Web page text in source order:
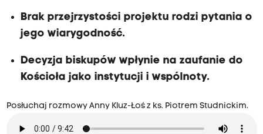
Brak przejrzystości projektu rodzi pytania o
jego wiarygodność.
Decyzja biskupów wpłynie na zaufanie do
Kościoła jako instytucji i wspólnoty.
Posłuchaj rozmowy Anny Kluz-Łoś z ks. Piotrem Studnickim.